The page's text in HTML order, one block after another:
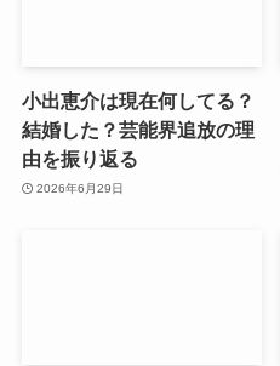
小出恵介は現在何してる？
結婚した？芸能界追放の理
由を振り返る
2026年6月29日